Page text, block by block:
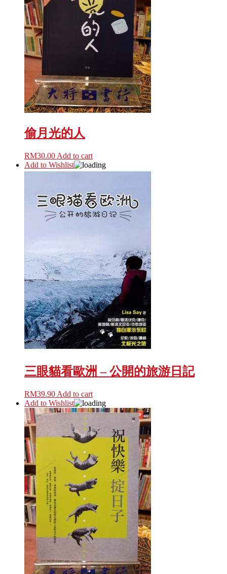
偷月光的人
RM30.00 Add to cart
Add to Wishlist
三眼貓看歐洲 – 公開的旅游日記
RM39.90 Add to cart
Add to Wishlist